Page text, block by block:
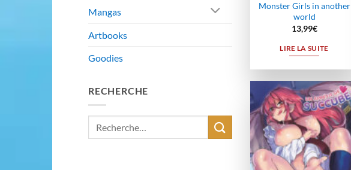
Mangas
Artbooks
Goodies
RECHERCHE
Monster Girls in another
world
13,99€
LIRE LA SUITE
Ajouter
à la
wishlist